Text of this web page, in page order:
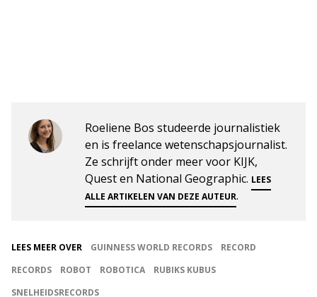
Roeliene Bos studeerde journalistiek
en is freelance wetenschapsjournalist.
Ze schrijft onder meer voor KIJK,
Quest en National Geographic. LEES
ALLE ARTIKELEN VAN DEZE AUTEUR.
LEES MEER OVER GUINNESS WORLD RECORDS
RECORD
RECORDS
ROBOT ROBOTICA
RUBIKS KUBUS
SNELHEIDSRECORDS